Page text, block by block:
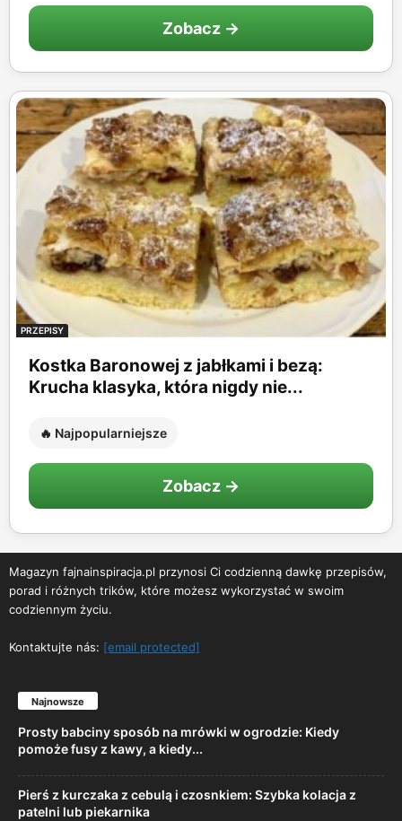
Zobacz →
PRZEPISY
Kostka Baronowej z jabłkami i bezą:
Krucha klasyka, która nigdy nie...
🔥 Najpopularniejsze
Zobacz →
Magazyn fajnainspiracja.pl przynosi Ci codzienną dawkę przepisów,
porad i różnych trików, które możesz wykorzystać w swoim
codziennym życiu.
Kontaktujte nás: [email protected]
Najnowsze
Prosty babciny sposób na mrówki w ogrodzie: Kiedy
pomoże fusy z kawy, a kiedy...
Pierś z kurczaka z cebulą i czosnkiem: Szybka kolacja z
patelni lub piekarnika